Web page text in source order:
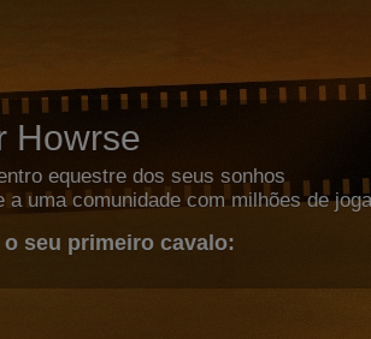
Howrse
equestre dos seus sonhos
a uma comunidade com milhões de
o seu primeiro cavalo: